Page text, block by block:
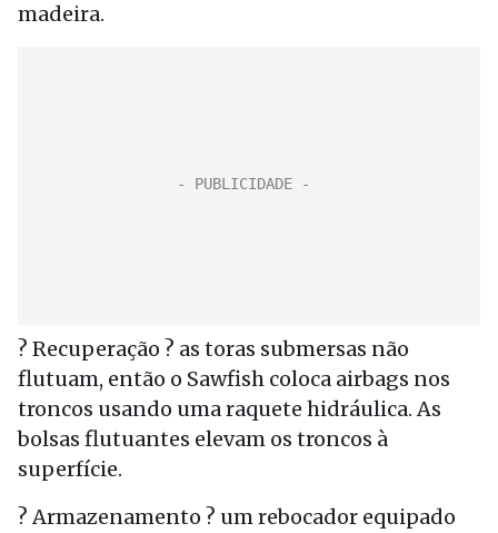
madeira.
? Recuperação ? as toras submersas não
flutuam, então o Sawfish coloca airbags nos
troncos usando uma raquete hidráulica. As
bolsas flutuantes elevam os troncos à
superfície.
? Armazenamento ? um rebocador equipado